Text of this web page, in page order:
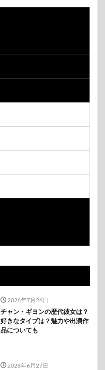
2026年7月26日
チャン・ギヨンの歴代彼女は？
好きなタイプは？魅力や出演作
品についても
2026年6月27日